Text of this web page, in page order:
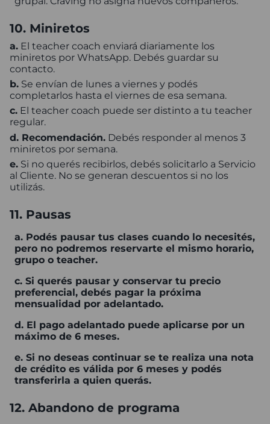
10. Miniretos
a. El teacher coach enviará diariamente los
miniretos por WhatsApp. Debés guardar su
contacto.
b. Se envían de lunes a viernes y podés
completarlos hasta el viernes de esa semana.
c. El teacher coach puede ser distinto a tu teacher
regular.
d. Recomendación. Debés responder al menos 3
miniretos por semana.
e. Si no querés recibirlos, debés solicitarlo a Servicio
al Cliente. No se generan descuentos si no los
utilizás.
11. Pausas
a. Podés pausar tus clases cuando lo necesités,
pero no podremos reservarte el mismo horario,
grupo o teacher.
c. Si querés pausar y conservar tu precio
preferencial, debés pagar la próxima
mensualidad por adelantado.
d. El pago adelantado puede aplicarse por un
máximo de 6 meses.
e. Si no deseas continuar se te realiza una nota
de crédito es válida por 6 meses y podés
transferirla a quien querás.
12. Abandono de programa